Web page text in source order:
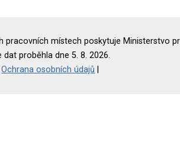
pracovních místech poskytuje Ministerstvo
dat proběhla dne 5. 8. 2026.
|Ochrana osobních údajů